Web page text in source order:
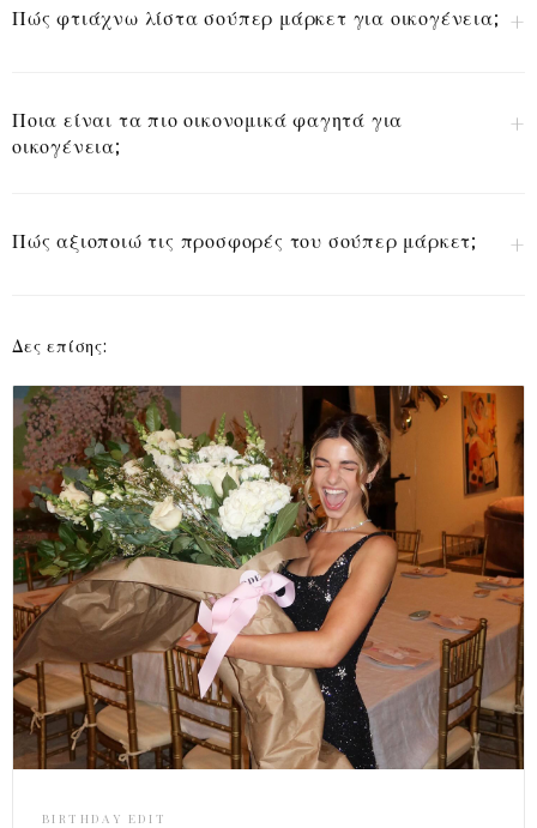
Πώς φτιάχνω λίστα σούπερ μάρκετ για οικογένεια;
Ποια είναι τα πιο οικονομικά φαγητά για
οικογένεια;
Πώς αξιοποιώ τις προσφορές του σούπερ μάρκετ;
Δες επίσης:
BIRTHDAY EDIT